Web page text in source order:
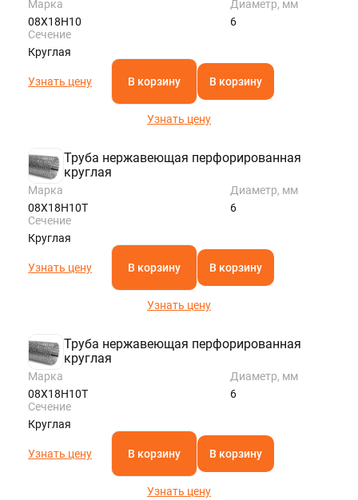
Марка
08Х18Н10
Диаметр, мм
6
Сечение
Круглая
Узнать цену В корзину В корзину
Узнать цену
Труба нержавеющая перфорированная
круглая
Марка
08Х18Н10Т
Диаметр, мм
6
Сечение
Круглая
Узнать цену В корзину В корзину
Узнать цену
Труба нержавеющая перфорированная
круглая
Марка
08Х18Н10Т
Диаметр, мм
6
Сечение
Круглая
Узнать цену В корзину В корзину
Узнать цену